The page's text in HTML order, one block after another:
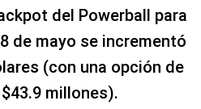
del Powerball para
de mayo se incrementó
(con una opción de
millones).